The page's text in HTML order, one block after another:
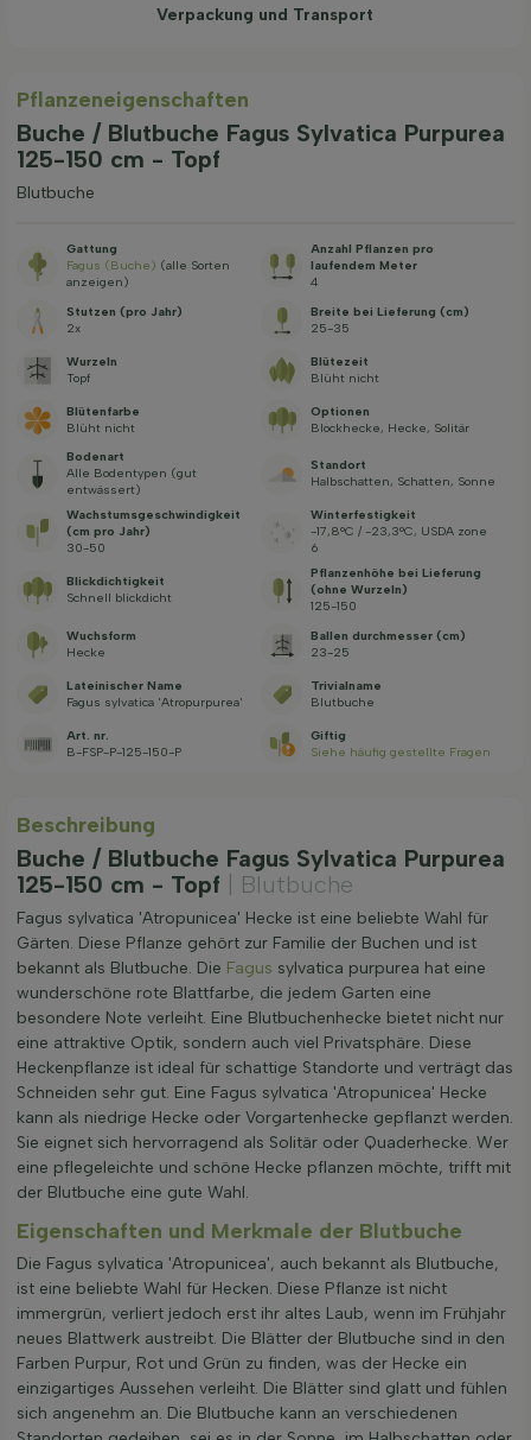
Verpackung und Transport
Pflanzeneigenschaften
Buche / Blutbuche Fagus Sylvatica Purpurea
125-150 cm - Topf
Blutbuche
Gattung
Fagus (Buche) (alle Sorten
anzeigen)
Anzahl Pflanzen pro
laufendem Meter
4
Stutzen (pro Jahr)
2x
Breite bei Lieferung (cm)
25-35
Wurzeln
Topf
Blütezeit
Blüht nicht
Blütenfarbe
Blüht nicht
Optionen
Blockhecke, Hecke, Solitär
Bodenart
Alle Bodentypen (gut
entwässert)
Standort
Halbschatten, Schatten, Sonne
Wachstums­geschwindig­keit
(cm pro Jahr)
30-50
Winterfestigkeit
-17,8°C / -23,3°C, USDA zone
6
Blickdichtigkeit
Schnell blickdicht
Pflanzenhöhe bei Lieferung
(ohne Wurzeln)
125-150
Wuchsform
Hecke
Ballen durchmesser (cm)
23-25
Lateinischer Name
Fagus sylvatica 'Atropurpurea'
Trivialname
Blutbuche
Art. nr.
B-FSP-P-125-150-P
Giftig
Siehe häufig gestellte Fragen
Beschreibung
Buche / Blutbuche Fagus Sylvatica Purpurea
125-150 cm - Topf
| Blutbuche
Fagus sylvatica 'Atropunicea' Hecke ist eine beliebte Wahl für
Gärten. Diese Pflanze gehört zur Familie der Buchen und ist
bekannt als Blutbuche. Die Fagus sylvatica purpurea hat eine
wunderschöne rote Blattfarbe, die jedem Garten eine
besondere Note verleiht. Eine Blutbuchenhecke bietet nicht nur
eine attraktive Optik, sondern auch viel Privatsphäre. Diese
Heckenpflanze ist ideal für schattige Standorte und verträgt das
Schneiden sehr gut. Eine Fagus sylvatica 'Atropunicea' Hecke
kann als niedrige Hecke oder Vorgartenhecke gepflanzt werden.
Sie eignet sich hervorragend als Solitär oder Quaderhecke. Wer
eine pflegeleichte und schöne Hecke pflanzen möchte, trifft mit
der Blutbuche eine gute Wahl.
Eigenschaften und Merkmale der Blutbuche
Die Fagus sylvatica 'Atropunicea', auch bekannt als Blutbuche,
ist eine beliebte Wahl für Hecken. Diese Pflanze ist nicht
immergrün, verliert jedoch erst ihr altes Laub, wenn im Frühjahr
neues Blattwerk austreibt. Die Blätter der Blutbuche sind in den
Farben Purpur, Rot und Grün zu finden, was der Hecke ein
einzigartiges Aussehen verleiht. Die Blätter sind glatt und fühlen
sich angenehm an. Die Blutbuche kann an verschiedenen